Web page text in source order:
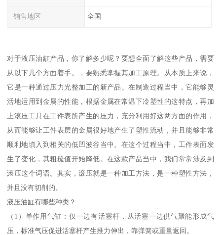
销售地区 全国
对于液压油缸产品，你了解多少呢？要想全面了解这些产品，需要
从以下几个方面着手。，要熟悉掌握其加工原理。从本质上来说，
它是一种通过压力光整加工的新产品。在制造过程当中，它能够灵
活地运用到金属的性能，根据金属在常温下冷塑性的这特点，再加
上滚压工具在工件表所产生的压力，充分利用好这两方面的作用，
从而能够让工件表层的金属很好地产生了塑性流动，并且能够非常
顺利地填入到相关的低凹波谷当中。在这个过程当中，工件表面发
生了变化，其粗糙值开始降低。在这款产品当中，我们常常涉及到
滚压这个词语。其实，滚压就是一种加工方法，是一种塑性方法，
并且没有切削的。
液压油缸有哪些种类？
（1）单作用气缸：仅一边有活塞杆，从活塞一边供气聚能形成气
压，标准气压促进活塞杆产生推力伸出，靠弹簧或重量返回。